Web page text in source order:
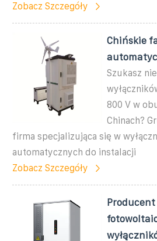
Zobacz Szczegóły
Chińskie
Szukasz
800 V w
Chinach?
firma specjalizująca się w
automatycznych do instalacji
Zobacz Szczegóły